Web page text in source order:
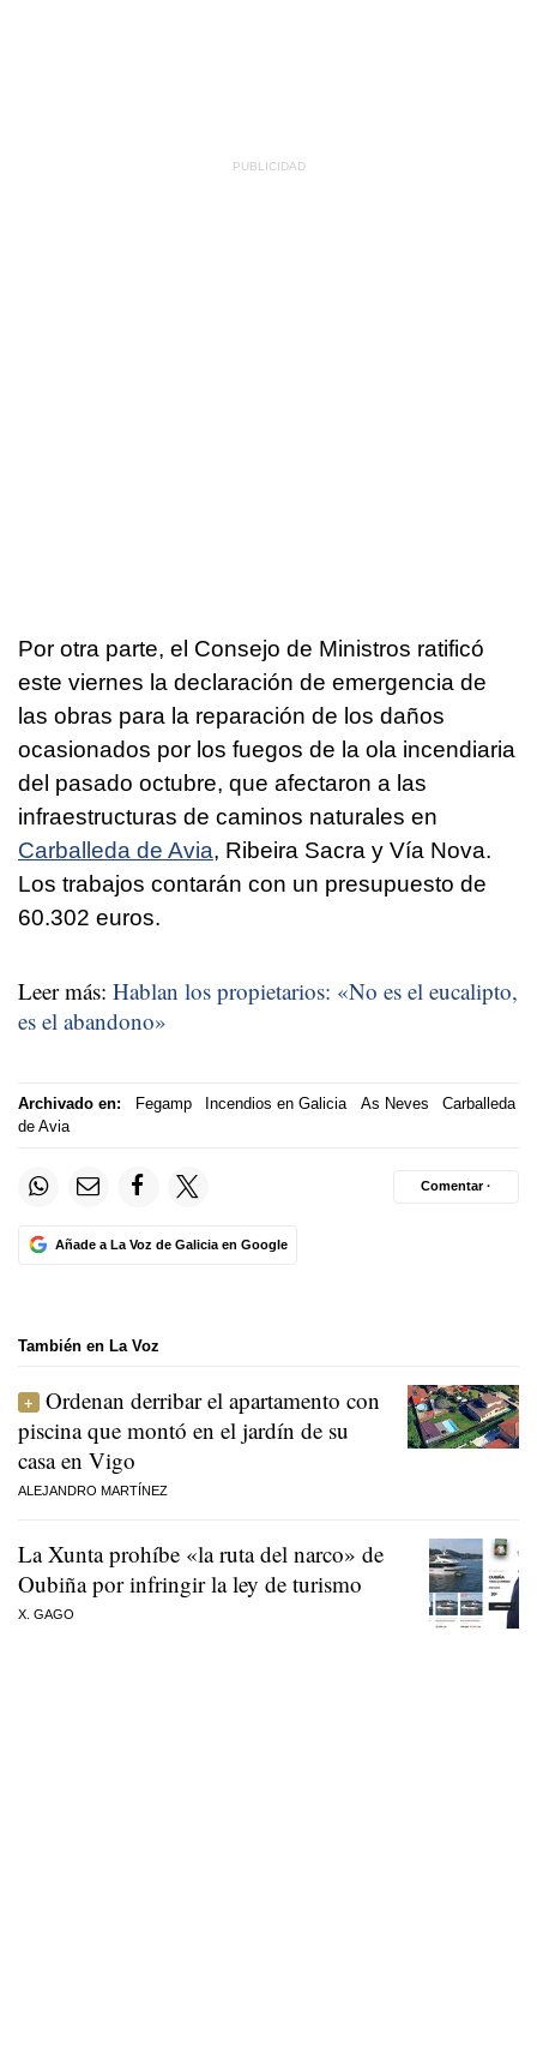
Por otra parte, el Consejo de Ministros ratificó
este viernes la declaración de emergencia de
las obras para la reparación de los daños
ocasionados por los fuegos de la ola incendiaria
del pasado octubre, que afectaron a las
infraestructuras de caminos naturales en
Carballeda de Avia, Ribeira Sacra y Vía Nova.
Los trabajos contarán con un presupuesto de
60.302 euros.
Leer más: Hablan los propietarios: «No es el eucalipto,
es el abandono»
Archivado en: Fegamp Incendios en Galicia As Neves
Carballeda
de Avia
Añade a La Voz de Galicia en Google
Comentar ·
También en La Voz
Ordenan derribar el apartamento con
piscina que montó en el jardín de su
casa en Vigo
ALEJANDRO MARTÍNEZ
La Xunta prohíbe «la ruta del narco» de
Oubiña por infringir la ley de turismo
X. GAGO